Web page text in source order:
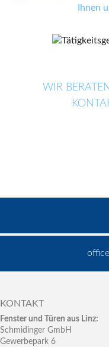
Ihnen
WIR
KONTAKT
Fenster und Türen aus Linz:
Schmidinger GmbH
Gewerbepark 6